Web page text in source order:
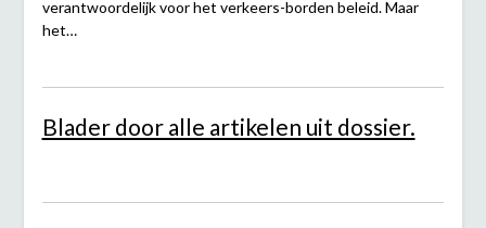
verantwoordelijk voor het verkeers-borden beleid. Maar
het…
Blader door alle artikelen uit dossier.